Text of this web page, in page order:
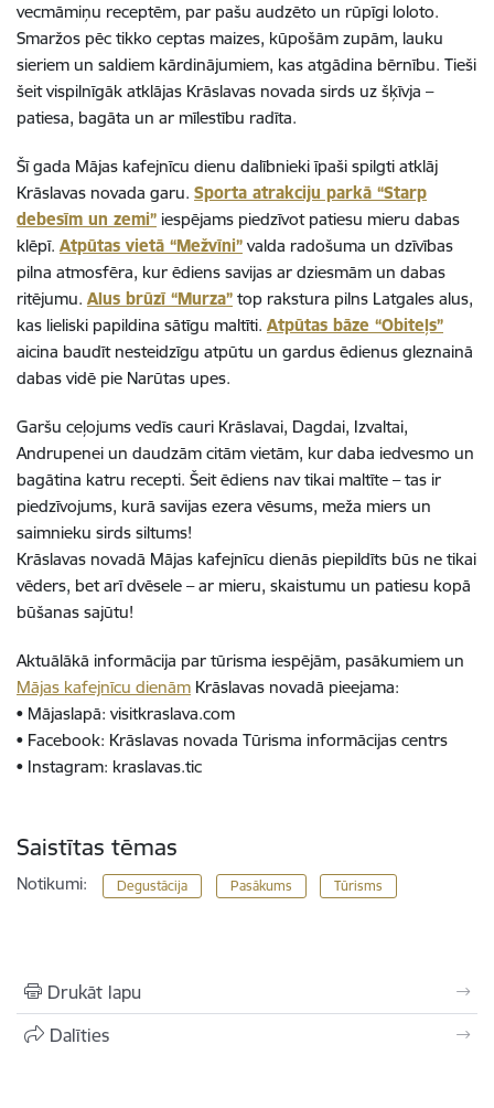
vecmāmiņu receptēm, par pašu audzēto un rūpīgi loloto.
Smaržos pēc tikko ceptas maizes, kūpošām zupām, lauku
sieriem un saldiem kārdinājumiem, kas atgādina bērnību. Tieši
šeit vispilnīgāk atklājas Krāslavas novada sirds uz šķīvja –
patiesa, bagāta un ar mīlestību radīta.
Šī gada Mājas kafejnīcu dienu dalībnieki īpaši spilgti atklāj
Krāslavas novada garu. Sporta atrakciju parkā “Starp
debesīm un zemi” iespējams piedzīvot patiesu mieru dabas
klēpī. Atpūtas vietā “Mežvīni” valda radošuma un dzīvības
pilna atmosfēra, kur ēdiens savijas ar dziesmām un dabas
ritējumu. Alus brūzī “Murza” top rakstura pilns Latgales alus,
kas lieliski papildina sātīgu maltīti. Atpūtas bāze “Obiteļs”
aicina baudīt nesteidzīgu atpūtu un gardus ēdienus gleznainā
dabas vidē pie Narūtas upes.
Garšu ceļojums vedīs cauri Krāslavai, Dagdai, Izvaltai,
Andrupenei un daudzām citām vietām, kur daba iedvesmo un
bagātina katru recepti. Šeit ēdiens nav tikai maltīte – tas ir
piedzīvojums, kurā savijas ezera vēsums, meža miers un
saimnieku sirds siltums!
Krāslavas novadā Mājas kafejnīcu dienās piepildīts būs ne tikai
vēders, bet arī dvēsele – ar mieru, skaistumu un patiesu kopā
būšanas sajūtu!
Aktuālākā informācija par tūrisma iespējām, pasākumiem un
Mājas kafejnīcu dienām Krāslavas novadā pieejama:
• Mājaslapā: visitkraslava.com
• Facebook: Krāslavas novada Tūrisma informācijas centrs
• Instagram: kraslavas.tic
Saistītas tēmas
Notikumi: Degustācija Pasākums Tūrisms
Drukāt lapu
Dalīties